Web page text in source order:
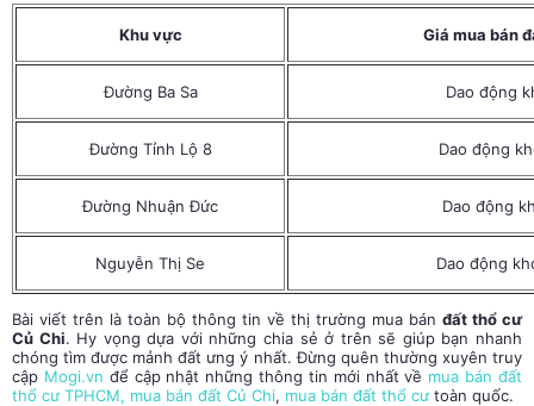
Khu vực Giá mua bán
Đường Ba Sa Dao động
Đường Tỉnh Lộ 8 Dao động
Đường Nhuận Đức Dao động
Nguyễn Thị Se Dao động
Bài viết trên là toàn bộ thông tin về thị trường mua bán đất thổ cư
Củ Chi. Hy vọng dựa với những chia sẻ ở trên sẽ giúp bạn nhanh
chóng tìm được mảnh đất ưng ý nhất. Đừng quên thường xuyên truy
cập Mogi.vn để cập nhật những thông tin mới nhất về mua bán đất
thổ cư TPHCM, mua bán đất Củ Chi, mua bán đất thổ cưtoàn quốc.